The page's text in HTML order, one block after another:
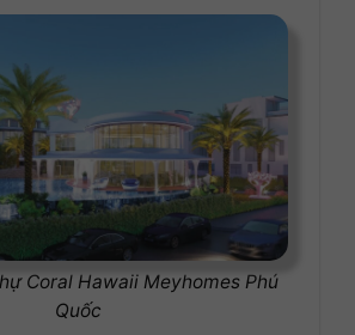
Coral Hawaii Meyhomes Phú
Quốc